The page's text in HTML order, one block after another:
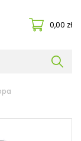
0,00 zł